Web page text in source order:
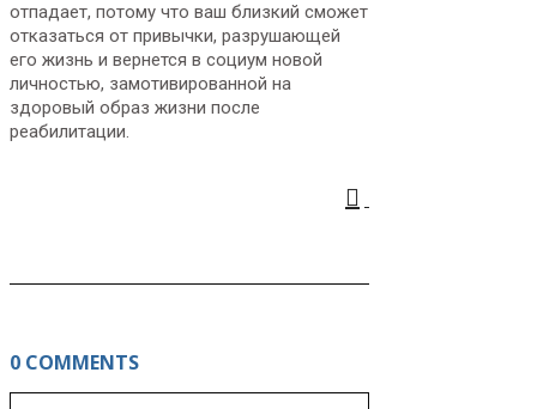
отпадает, потому что ваш близкий сможет
отказаться от привычки, разрушающей
его жизнь и вернется в социум новой
личностью, замотивированной на
здоровый образ жизни после
реабилитации.
0 COMMENTS